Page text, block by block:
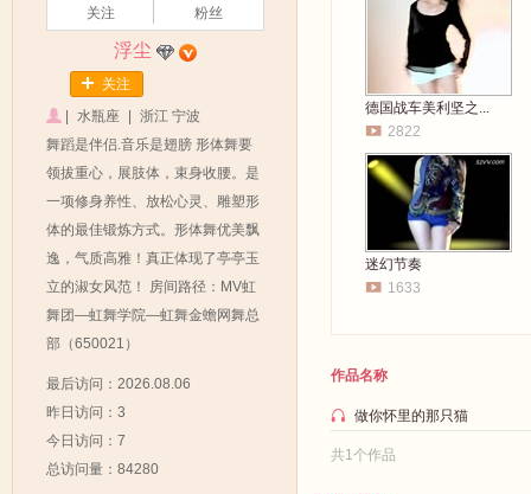
关注 粉丝
浮尘
关注
水瓶座
浙江 宁波
舞蹈是伴侣.音乐是翅膀 形体舞要
领拔重心，展肢体，束身收腰。是
一项修身养性、放松心灵、雕塑形
体的最佳锻炼方式。形体舞优美飘
逸，气质高雅！真正体现了亭亭玉
立的淑女风范！ 房间路径：MV虹
舞团—虹舞学院—虹舞金蟾网舞总
部（650021）
最后访问：2026.08.06
昨日访问：3
今日访问：7
总访问量：84280
德国战车美利坚之...
2822
迷幻节奏
1633
作品名称
做你怀里的那只猫
共1个作品